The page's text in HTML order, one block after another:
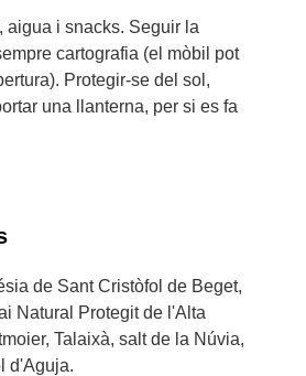
aigua i snacks. Seguir la
cartografia (el mòbil pot
Protegir-se del sol,
una llanterna, per si es fa
de Sant Cristòfol de Beget,
Natural Protegit de l'Alta
Talaixà, salt de la Núvia,
d'Aguja.